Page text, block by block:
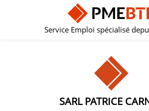
Service Emploi spécialisé
SARL PATRICE